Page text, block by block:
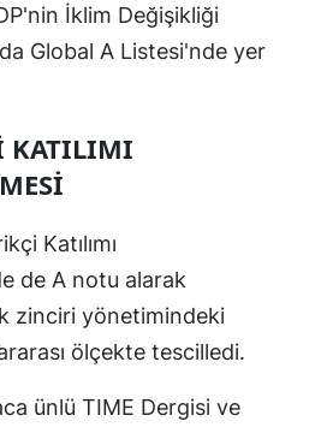
Ordu
Sakarya
İklim Değişikliği
Global A Listesi'nde yer
KATILIMI
Katılımı
de A notu alarak
zinciri yönetimindeki
ölçekte tescilledi.
ünlü TIME Dergisi ve